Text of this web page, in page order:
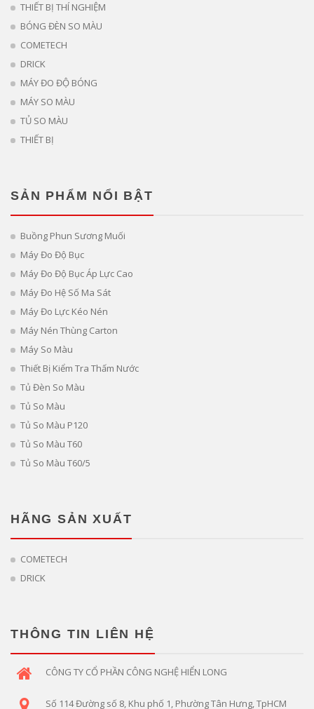
THIẾT BỊ THÍ NGHIỆM
BÓNG ĐÈN SO MÀU
COMETECH
DRICK
MÁY ĐO ĐỘ BÓNG
MÁY SO MÀU
TỦ SO MÀU
THIẾT BỊ
SẢN PHẨM NỔI BẬT
Buồng Phun Sương Muối
Máy Đo Độ Bục
Máy Đo Độ Bục Áp Lực Cao
Máy Đo Hệ Số Ma Sát
Máy Đo Lực Kéo Nén
Máy Nén Thùng Carton
Máy So Màu
Thiết Bị Kiểm Tra Thấm Nước
Tủ Đèn So Màu
Tủ So Màu
Tủ So Màu P120
Tủ So Màu T60
Tủ So Màu T60/5
HÃNG SẢN XUẤT
COMETECH
DRICK
THÔNG TIN LIÊN HỆ
CÔNG TY CỔ PHẦN CÔNG NGHỆ HIỂN LONG
Số 114 Đường số 8, Khu phố 1, Phường Tân Hưng, TpHCM